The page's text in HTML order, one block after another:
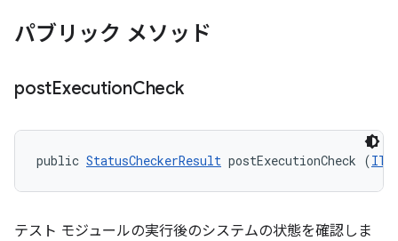
パブリック メソッド
postExecutionCheck
public StatusCheckerResult postExecutionCheck (
テスト モジュールの実行後のシステムの状態を確認しま